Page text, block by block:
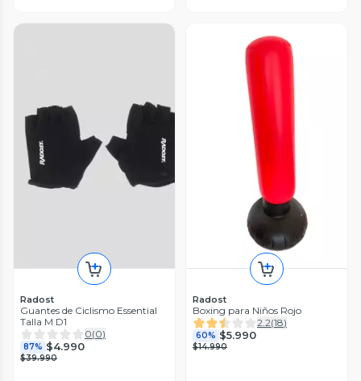
Radost
Guantes de Ciclismo Essential
Talla M D1
0(0)
87% $4.990
$39.990
Radost
Boxing para Niños Rojo
2.2(18)
60% $5.990
$14.990